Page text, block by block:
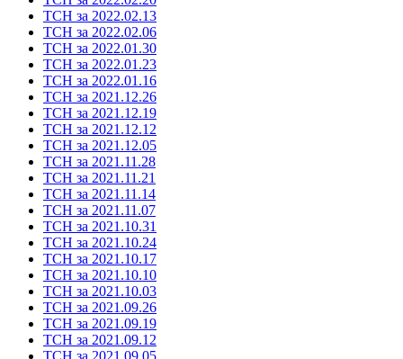
ТСН за 2022.02.13
ТСН за 2022.02.06
ТСН за 2022.01.30
ТСН за 2022.01.23
ТСН за 2022.01.16
ТСН за 2021.12.26
ТСН за 2021.12.19
ТСН за 2021.12.12
ТСН за 2021.12.05
ТСН за 2021.11.28
ТСН за 2021.11.21
ТСН за 2021.11.14
ТСН за 2021.11.07
ТСН за 2021.10.31
ТСН за 2021.10.24
ТСН за 2021.10.17
ТСН за 2021.10.10
ТСН за 2021.10.03
ТСН за 2021.09.26
ТСН за 2021.09.19
ТСН за 2021.09.12
ТСН за 2021.09.05